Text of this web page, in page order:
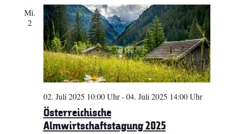
Mi.
2
Österreichische
Almwirtschaftstagung 2025
02. Juli 2025 10:00 Uhr-04. Juli 2025 14:00 Uhr